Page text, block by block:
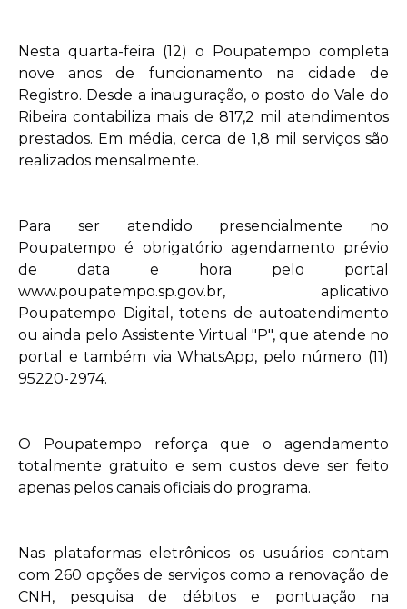
Nesta quarta-feira (12) o Poupatempo completa
nove anos de funcionamento na cidade de
Registro. Desde a inauguração, o posto do Vale do
Ribeira contabiliza mais de 817,2 mil atendimentos
prestados. Em média, cerca de 1,8 mil serviços são
realizados mensalmente.
Para ser atendido presencialmente no
Poupatempo é obrigatório agendamento prévio
de data e hora pelo portal
www.poupatempo.sp.gov.br, aplicativo
Poupatempo Digital, totens de autoatendimento
ou ainda pelo Assistente Virtual "P", que atende no
portal e também via WhatsApp, pelo número (11)
95220-2974.
O Poupatempo reforça que o agendamento
totalmente gratuito e sem custos deve ser feito
apenas pelos canais oficiais do programa.
Nas plataformas eletrônicos os usuários contam
com 260 opções de serviços como a renovação de
CNH, pesquisa de débitos e pontuação na